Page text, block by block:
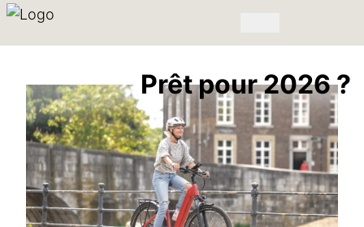
Prêt pour 2026 ?